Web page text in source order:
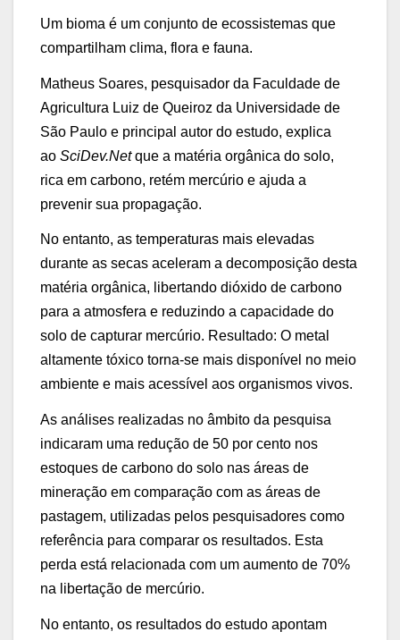
Um bioma é um conjunto de ecossistemas que
compartilham clima, flora e fauna.
Matheus Soares, pesquisador da Faculdade de
Agricultura Luiz de Queiroz da Universidade de
São Paulo e principal autor do estudo, explica
ao SciDev.Netque a matéria orgânica do solo,
rica em carbono, retém mercúrio e ajuda a
prevenir sua propagação.
No entanto, as temperaturas mais elevadas
durante as secas aceleram a decomposição desta
matéria orgânica, libertando dióxido de carbono
para a atmosfera e reduzindo a capacidade do
solo de capturar mercúrio. Resultado: O metal
altamente tóxico torna-se mais disponível no meio
ambiente e mais acessível aos organismos vivos.
As análises realizadas no âmbito da pesquisa
indicaram uma redução de 50 por cento nos
estoques de carbono do solo nas áreas de
mineração em comparação com as áreas de
pastagem, utilizadas pelos pesquisadores como
referência para comparar os resultados. Esta
perda está relacionada com um aumento de 70%
na libertação de mercúrio.
No entanto, os resultados do estudo apontam